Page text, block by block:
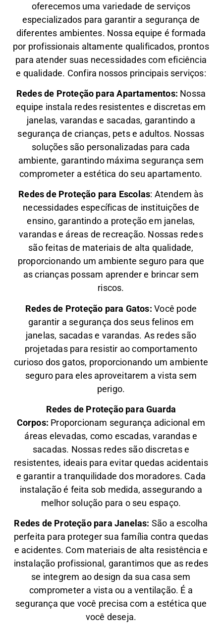
oferecemos uma variedade de serviços
especializados para garantir a segurança de
diferentes ambientes. Nossa equipe é formada
por profissionais altamente qualificados, prontos
para atender suas necessidades com eficiência
e qualidade. Confira nossos principais serviços:
Redes de Proteção para Apartamentos: Nossa
equipe instala redes resistentes e discretas em
janelas, varandas e sacadas, garantindo a
segurança de crianças, pets e adultos. Nossas
soluções são personalizadas para cada
ambiente, garantindo máxima segurança sem
comprometer a estética do seu apartamento.
Redes de Proteção para Escolas: Atendem às
necessidades específicas de instituições de
ensino, garantindo a proteção em janelas,
varandas e áreas de recreação. Nossas redes
são feitas de materiais de alta qualidade,
proporcionando um ambiente seguro para que
as crianças possam aprender e brincar sem
riscos.
Redes de Proteção para Gatos: Você pode
garantir a segurança dos seus felinos em
janelas, sacadas e varandas. As redes são
projetadas para resistir ao comportamento
curioso dos gatos, proporcionando um ambiente
seguro para eles aproveitarem a vista sem
perigo.
Redes de Proteção para Guarda
Corpos: Proporcionam segurança adicional em
áreas elevadas, como escadas, varandas e
sacadas. Nossas redes são discretas e
resistentes, ideais para evitar quedas acidentais
e garantir a tranquilidade dos moradores. Cada
instalação é feita sob medida, assegurando a
melhor solução para o seu espaço.
Redes de Proteção para Janelas: São a escolha
perfeita para proteger sua família contra quedas
e acidentes. Com materiais de alta resistência e
instalação profissional, garantimos que as redes
se integrem ao design da sua casa sem
comprometer a vista ou a ventilação. É a
segurança que você precisa com a estética que
você deseja.